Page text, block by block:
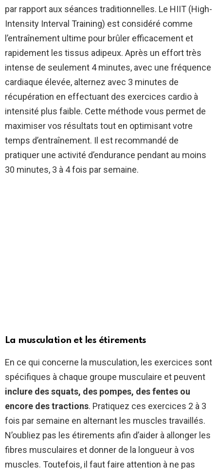
par rapport aux séances traditionnelles. Le HIIT (High-
Intensity Interval Training) est considéré comme
l’entraînement ultime pour brûler efficacement et
rapidement les tissus adipeux. Après un effort très
intense de seulement 4 minutes, avec une fréquence
cardiaque élevée, alternez avec 3 minutes de
récupération en effectuant des exercices cardio à
intensité plus faible. Cette méthode vous permet de
maximiser vos résultats tout en optimisant votre
temps d’entraînement. Il est recommandé de
pratiquer une activité d’endurance pendant au moins
30 minutes, 3 à 4 fois par semaine.
La musculation et les étirements
En ce qui concerne la musculation, les exercices sont
spécifiques à chaque groupe musculaire et peuvent
inclure des squats, des pompes, des fentes ou
encore des tractions. Pratiquez ces exercices 2 à 3
fois par semaine en alternant les muscles travaillés.
N’oubliez pas les étirements afin d’aider à allonger les
fibres musculaires et donner de la longueur à vos
muscles. Toutefois, il faut faire attention à ne pas